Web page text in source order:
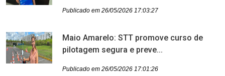
Publicado em 26/05/2026 17:03:27
Maio Amarelo: STT promove curso de
pilotagem segura e preve...
Publicado em 26/05/2026 17:01:26